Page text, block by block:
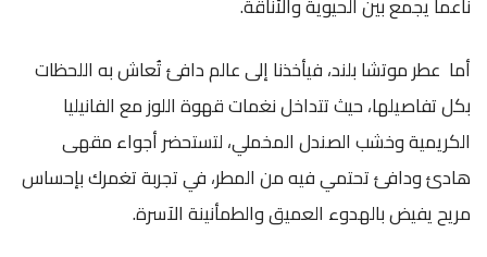
أما عطر موتشا بلند، فيأخذنا إلى عالم دافئ تُعاش به اللحظات
بكل تفاصيلها، حيث تتداخل نغمات قهوة اللوز مع الفانيليا
الكريمية وخشب الصندل المخملي، لتستحضر أجواء مقهى
هادئ ودافئ تحتمي فيه من المطر، في تجربة تغمرك بإحساس
مريح يفيض بالهدوء العميق والطمأنينة الآسرة.